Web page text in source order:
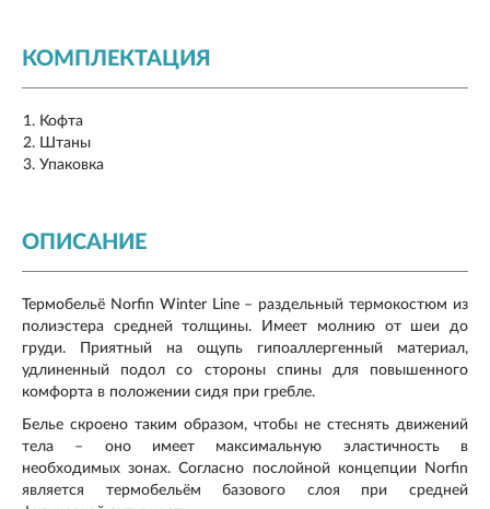
КОМПЛЕКТАЦИЯ
Кофта
Штаны
Упаковка
ОПИСАНИЕ
Термобельё Norfin Winter Line – раздельный термокостюм из
полиэстера средней толщины. Имеет молнию от шеи до
груди. Приятный на ощупь гипоаллергенный материал,
удлиненный подол со стороны спины для повышенного
комфорта в положении сидя при гребле.
Белье скроено таким образом, чтобы не стеснять движений
тела – оно имеет максимальную эластичность в
необходимых зонах. Согласно послойной концепции Norfin
является термобельём базового слоя при средней